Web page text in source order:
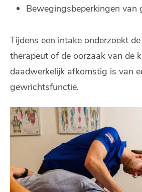
Bewegingsbeperkingen van
Tijdens een intake onderzoekt
therapeut of de oorzaak van de
daadwerkelijk afkomstig is van
gewrichtsfunctie.